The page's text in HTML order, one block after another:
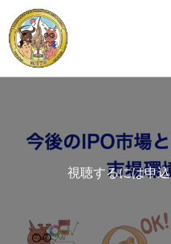
視聴するには申